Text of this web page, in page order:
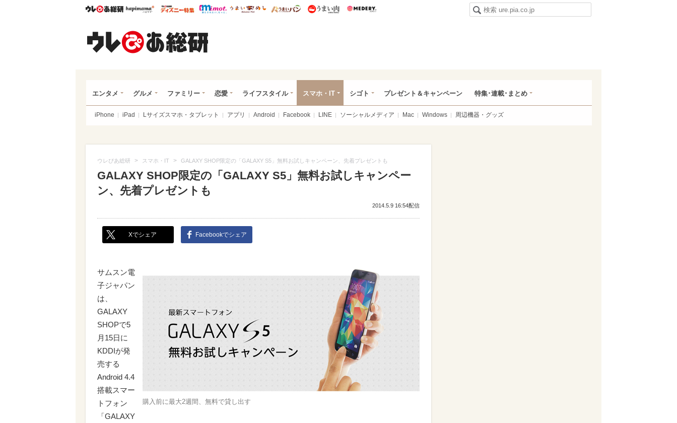
ウレぴあ総研ハピママ* ウレぴあ総研 ディズニー特集
mimot. うまいめし うまいパン うまい肉
エンタメ グルメ ファミリー 恋愛 ライフスタイル スマホ・IT シゴト プレゼント＆キャンペーン 特集･連載･まとめ
iPhone iPad Lサイズスマホ・タブレット アプリ Android Facebook LINE ソーシャルメディア Mac Windows 周辺機器・グッズ
ウレぴあ総研 > スマホ・IT > GALAXY SHOP限定の「GALAXY S5」無料お試しキャンペーン、先着プレゼントも
GALAXY SHOP限定の「GALAXY S5」無料お試しキャンペー
ン、先着プレゼントも
2014.5.9 16:54配信
Xでシェア Facebookでシェア
購入前に最大2週間、無料で貸し出す
サムスン電
子ジャパン
は、
GALAXY
SHOPで5
月15日に
KDDIが発
売する
Android 4.4
搭載スマー
トフォン
「GALAXY